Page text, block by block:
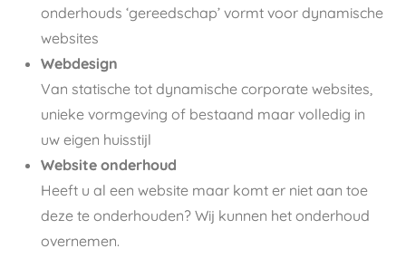
onderhouds ‘gereedschap’ vormt voor dynamische
websites
Webdesign
Van statische tot dynamische corporate websites,
unieke vormgeving of bestaand maar volledig in
uw eigen huisstijl
Website onderhoud
Heeft u al een website maar komt er niet aan toe
deze te onderhouden? Wij kunnen het onderhoud
overnemen.